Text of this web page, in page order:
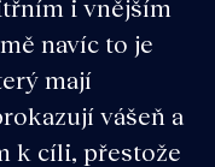
i vnějším
navíc to je
mají
vášeň a
k cíli, přestože